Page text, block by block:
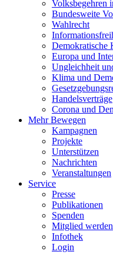
Volksbegehren
Bundesweite
Wahlrecht
Demokratische
Europa und
Ungleichheit
Klima und
Handelsverträge
Corona und
Mehr Bewegen
Kampagnen
Projekte
Unterstützen
Nachrichten
Veranstaltungen
Service
Presse
Publikationen
Spenden
Mitglied werden
Infothek
Login